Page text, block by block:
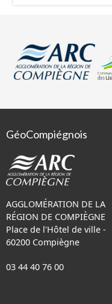
GéoCompiégnois
AGGLOMÉRATION DE LA
RÉGION DE COMPIÈGNE
Place de l'Hôtel de ville -
60200 Compiègne
03 44 40 76 00